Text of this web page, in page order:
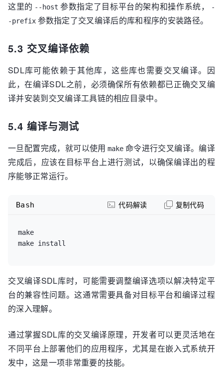
这里的 --host 参数指定了目标平台的架构和操作系统，
-
-prefix 参数指定了交叉编译后的库和程序的安装路径。
5.3 交叉编译依赖
SDL库可能依赖于其他库，这些库也需要交叉编译。因
此，在编译SDL之前，必须确保所有依赖都已正确交叉编
译并安装到交叉编译工具链的相应目录中。
5.4 编译与测试
一旦配置完成，就可以使用 make 命令进行交叉编译。编译
完成后，应该在目标平台上进行测试，以确保编译出的程
序能够正常运行。
make
Bash 代码解读 复制代码
交叉编译SDL库时，可能需要调整编译选项以解决特定平
台的兼容性问题。这通常需要具备对目标平台和编译过程
的深入理解。
通过掌握SDL库的交叉编译原理，开发者可以更灵活地在
不同平台上部署他们的应用程序，尤其是在嵌入式系统开
发中，这是一项非常重要的技能。